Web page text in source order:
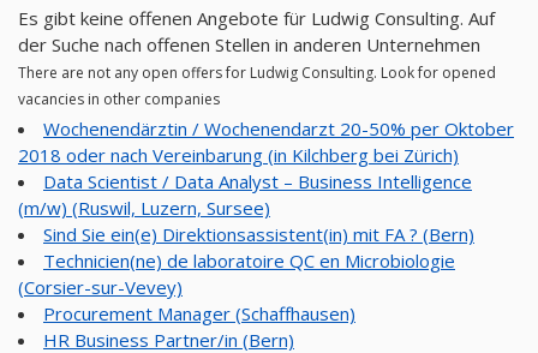
Es gibt keine offenen Angebote für Ludwig Consulting. Auf
der Suche nach offenen Stellen in anderen Unternehmen
There are not any open offers for Ludwig Consulting. Look for opened
vacancies in other companies
Wochenendärztin / Wochenendarzt 20-50% per Oktober
2018 oder nach Vereinbarung (in Kilchberg bei Zürich)
Data Scientist / Data Analyst – Business Intelligence
(m/w) (Ruswil, Luzern, Sursee)
Sind Sie ein(e) Direktionsassistent(in) mit FA ? (Bern)
Technicien(ne) de laboratoire QC en Microbiologie
(Corsier-sur-Vevey)
Procurement Manager (Schaffhausen)
HR Business Partner/in (Bern)